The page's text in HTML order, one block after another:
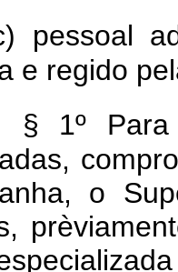
pessoal
e regido
§ 1º Para
o